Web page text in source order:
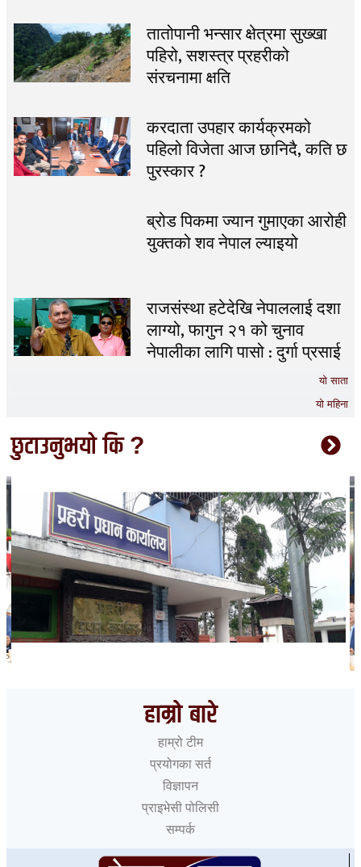
यो साता
यो महिना
तातोपानी भन्सार क्षेत्रमा सुख्खा
पहिरो, सशस्त्र प्रहरीको
संरचनामा क्षति
करदाता उपहार कार्यक्रमको
पहिलो विजेता आज छानिदै, कति छ
पुरस्कार ?
ब्रोड पिकमा ज्यान गुमाएका आरोही
युक्तको शव नेपाल ल्याइयो
राजसंस्था हटेदेखि नेपाललाई दशा
लाग्यो, फागुन २१ को चुनाव
नेपालीका लागि पासो : दुर्गा प्रसाई
छुटाउनुभयो कि ?
हाम्रो बारे
हाम्रो टीम
प्रयोगका सर्त
विज्ञापन
प्राइभेसी पोलिसी
सम्पर्क